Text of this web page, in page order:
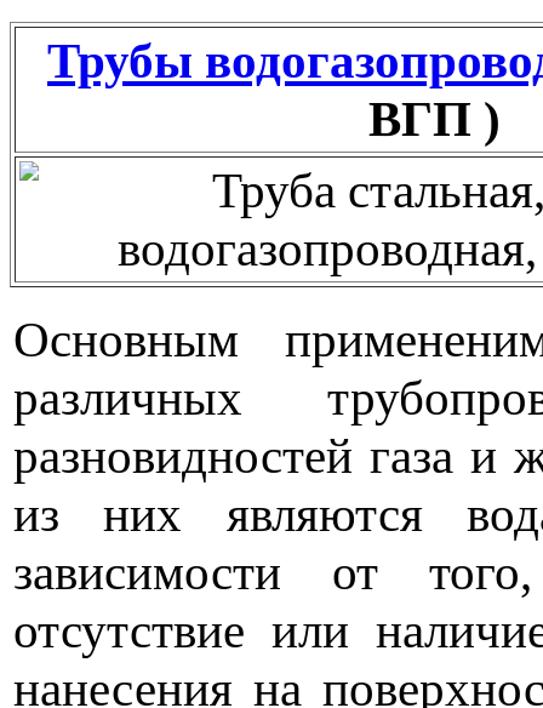
Трубы
ВГП )
Основным
различных
разновидностей газа
из них являются
зависимости от
отсутствие или
нанесения на